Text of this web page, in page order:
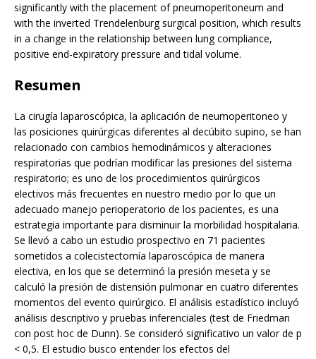
significantly with the placement of pneumoperitoneum and
with the inverted Trendelenburg surgical position, which results
in a change in the relationship between lung compliance,
positive end-expiratory pressure and tidal volume.
Resumen
La cirugía laparoscópica, la aplicación de neumoperitoneo y
las posiciones quirúrgicas diferentes al decúbito supino, se han
relacionado con cambios hemodinámicos y alteraciones
respiratorias que podrían modificar las presiones del sistema
respiratorio; es uno de los procedimientos quirúrgicos
electivos más frecuentes en nuestro medio por lo que un
adecuado manejo perioperatorio de los pacientes, es una
estrategia importante para disminuir la morbilidad hospitalaria.
Se llevó a cabo un estudio prospectivo en 71 pacientes
sometidos a colecistectomía laparoscópica de manera
electiva, en los que se determinó la presión meseta y se
calculó la presión de distensión pulmonar en cuatro diferentes
momentos del evento quirúrgico. El análisis estadístico incluyó
análisis descriptivo y pruebas inferenciales (test de Friedman
con post hoc de Dunn). Se consideró significativo un valor de p
< 0,5. El estudio busco entender los efectos del